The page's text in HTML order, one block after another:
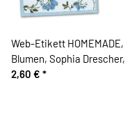
Web-Etikett HOMEMADE,
Blumen, Sophia Drescher,
Acufactum
2,60 € *